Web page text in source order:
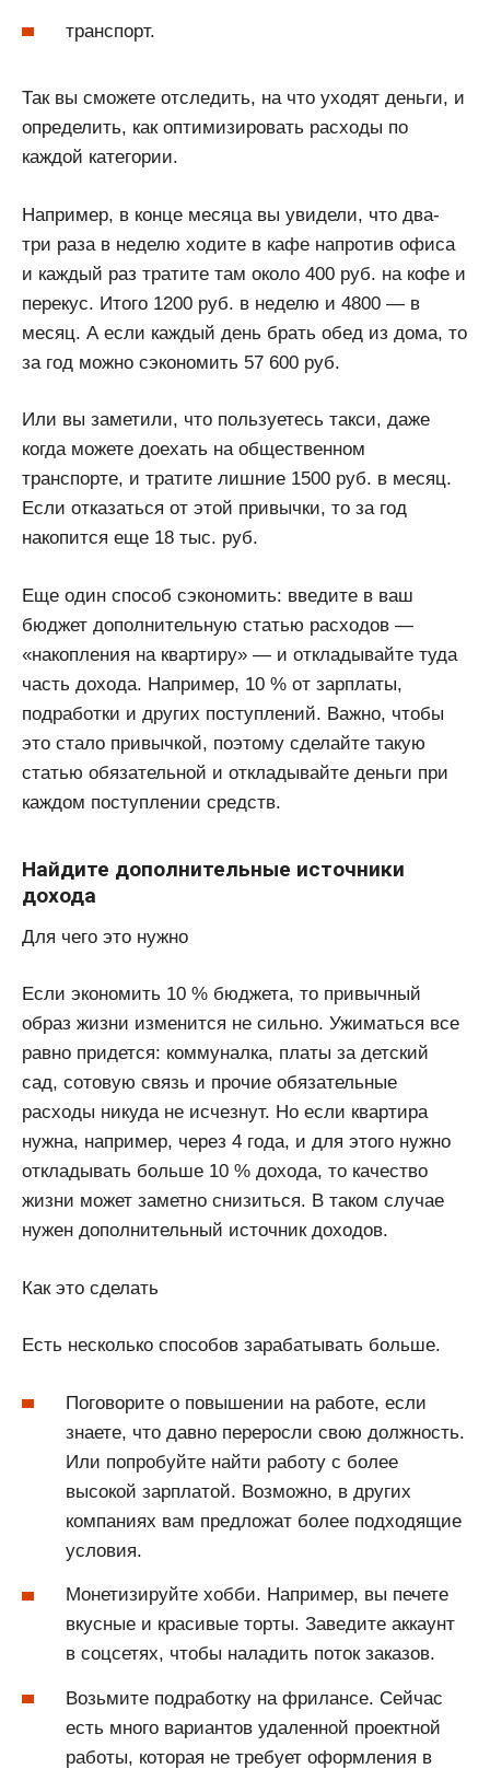
транспорт.
Так вы сможете отследить, на что уходят деньги, и
определить, как оптимизировать расходы по
каждой категории.
Например, в конце месяца вы увидели, что два-
три раза в неделю ходите в кафе напротив офиса
и каждый раз тратите там около 400 руб. на кофе и
перекус. Итого 1200 руб. в неделю и 4800 — в
месяц. А если каждый день брать обед из дома, то
за год можно сэкономить 57 600 руб.
Или вы заметили, что пользуетесь такси, даже
когда можете доехать на общественном
транспорте, и тратите лишние 1500 руб. в месяц.
Если отказаться от этой привычки, то за год
накопится еще 18 тыс. руб.
Еще один способ сэкономить: введите в ваш
бюджет дополнительную статью расходов —
«накопления на квартиру» — и откладывайте туда
часть дохода. Например, 10 % от зарплаты,
подработки и других поступлений. Важно, чтобы
это стало привычкой, поэтому сделайте такую
статью обязательной и откладывайте деньги при
каждом поступлении средств.
Найдите дополнительные источники
дохода
Для чего это нужно
Если экономить 10 % бюджета, то привычный
образ жизни изменится не сильно. Ужиматься все
равно придется: коммуналка, платы за детский
сад, сотовую связь и прочие обязательные
расходы никуда не исчезнут. Но если квартира
нужна, например, через 4 года, и для этого нужно
откладывать больше 10 % дохода, то качество
жизни может заметно снизиться. В таком случае
нужен дополнительный источник доходов.
Как это сделать
Есть несколько способов зарабатывать больше.
Поговорите о повышении на работе, если
знаете, что давно переросли свою должность.
Или попробуйте найти работу с более
высокой зарплатой. Возможно, в других
компаниях вам предложат более подходящие
условия.
Монетизируйте хобби. Например, вы печете
вкусные и красивые торты. Заведите аккаунт
в соцсетях, чтобы наладить поток заказов.
Возьмите подработку на фрилансе. Сейчас
есть много вариантов удаленной проектной
работы, которая не требует оформления в